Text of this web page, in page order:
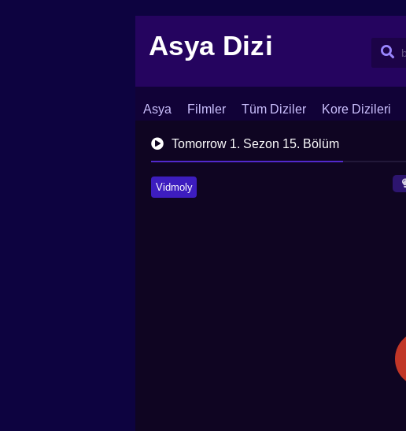
Asya Dizi
Asya Filmler Tüm Diziler Kore Dizileri
İletişim Blog Dizi Arşivi
Tomorrow 1. Sezon 15. Bölüm
Vidmoly